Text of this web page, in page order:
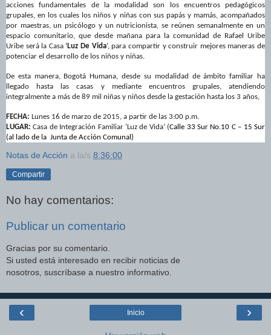
acciones fundamentales de la modalidad son los encuentros pedagógicos
grupales, en los cuales los niños y niñas con sus papás y mamás, acompañados
por maestras, un psicólogo y un nutricionista, se reúnen semanalmente en un
espacio comunitario, que desde mañana para la comunidad de Rafael Uribe
Uribe será la Casa ‘Luz De Vida’, para compartir y construir mejores maneras de
potenciar el desarrollo de los niños y niñas.
De esta manera, Bogotá Humana, desde su modalidad de ámbito familiar ha
llegado hasta las casas y mediante encuentros grupales, atendiendo
integralmente a más de 89 mil niñas y niños desde la gestación hasta los 3 años,
FECHA: Lunes 16 de marzo de 2015, a partir de las 3:00 p.m.
LUGAR:Casa de Integración Familiar ‘Luz de Vida’ (Calle 33 Sur No.10 C – 15 Sur
(al lado de la Junta de Acción Comunal)
Notas de Acción a la/s 8:36:00
Compartir
No hay comentarios:
Publicar un comentario
Gracias por su comentario.
Si usted está interesado en recibir noticias de
nosotros, suscríbase a nuestro informativo.
‹ ›
Inicio